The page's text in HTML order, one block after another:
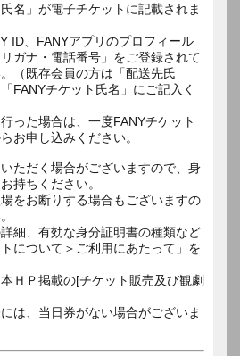
名」が電子チケットに記載されま
ID、FANYアプリのプロフィール
ガナ・電話番号」をご登録されて
（既存会員の方は「配送先氏
FANYチケット氏名」にご記入く
った場合は、一度FANYチケット
お申し込みください。
ただく場合がございますので、身
持ちください。
をお断りする場合もございますの
細、有効な身分証明書の種類など
について＞ご利用にあたって」を
ＨＰ掲載の[チケット販売及び観劇
は、当日券がない場合がございま